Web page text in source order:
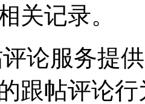
关记录。
论服务提
跟帖评论